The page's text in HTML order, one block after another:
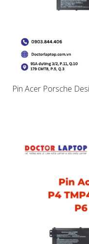
Pin Acer Porsche